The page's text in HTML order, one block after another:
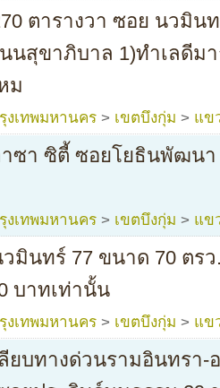
ตารางวา ซอย นวมินท
นสุขาภิบาล 1)ทำเลดีม
ม
งเทพมหานคร > เขตบึงกุ่ม > แข
ซา ซิตี้ ซอยโยธินพัฒนา
งเทพมหานคร > เขตบึงกุ่ม > แข
มินทร์ 77 ขนาด 70 ตร
บาทเท่านั้น
งเทพมหานคร > เขตบึงกุ่ม > แข
ยบทางด่วนรามอินทรา